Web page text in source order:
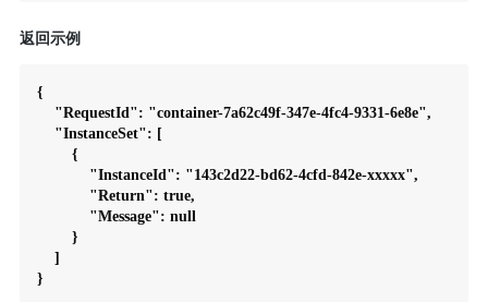
返回示例
{
    "RequestId": "container-7a62c49f-347e-4fc4-9331-6e8e",
    "InstanceSet": [
        {
            "InstanceId": "143c2d22-bd62-4cfd-842e-xxxxx",
            "Return": true,
            "Message": null
        }
    ]